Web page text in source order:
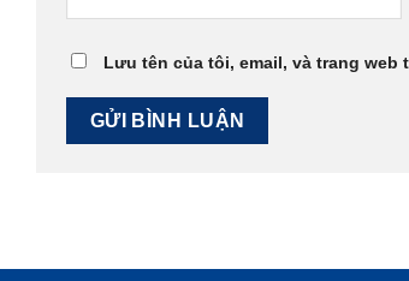
Lưu tên của tôi, email, và trang